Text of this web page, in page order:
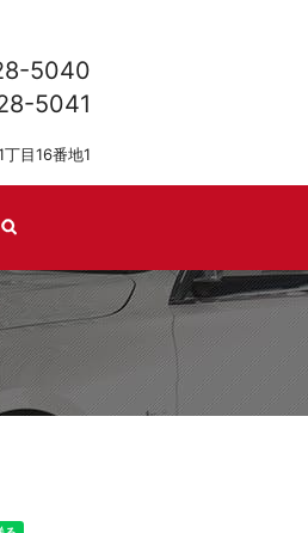
search
5040
5041
目16番地1